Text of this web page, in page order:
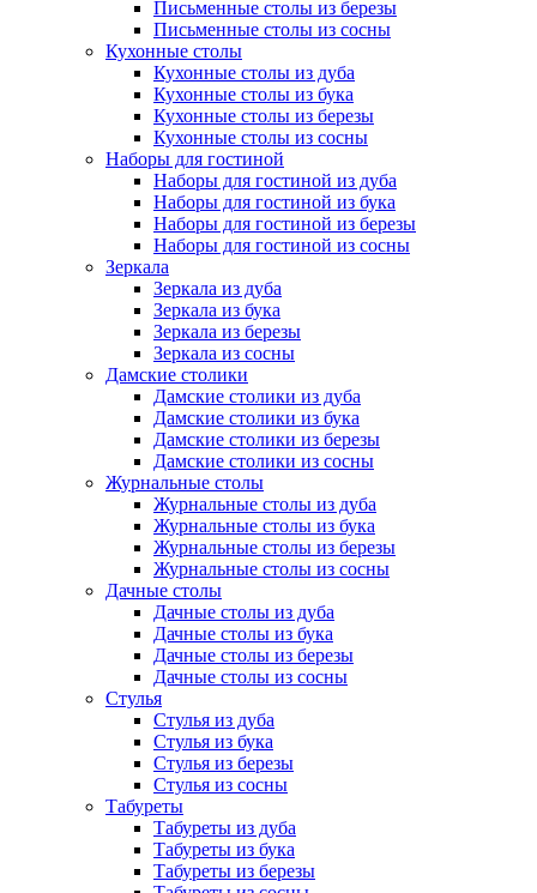
Письменные столы из березы
Письменные столы из сосны
Кухонные столы
Кухонные столы из дуба
Кухонные столы из бука
Кухонные столы из березы
Кухонные столы из сосны
Наборы для гостиной
Наборы для гостиной из дуба
Наборы для гостиной из бука
Наборы для гостиной из березы
Наборы для гостиной из сосны
Зеркала
Зеркала из дуба
Зеркала из бука
Зеркала из березы
Зеркала из сосны
Дамские столики
Дамские столики из дуба
Дамские столики из бука
Дамские столики из березы
Дамские столики из сосны
Журнальные столы
Журнальные столы из дуба
Журнальные столы из бука
Журнальные столы из березы
Журнальные столы из сосны
Дачные столы
Дачные столы из дуба
Дачные столы из бука
Дачные столы из березы
Дачные столы из сосны
Стулья
Стулья из дуба
Стулья из бука
Стулья из березы
Стулья из сосны
Табуреты
Табуреты из дуба
Табуреты из бука
Табуреты из березы